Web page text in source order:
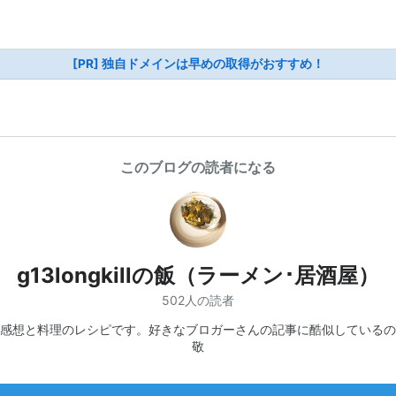
[PR] 独自ドメインは早めの取得がおすすめ！
このブログの読者になる
g13longkillの飯（ラーメン･居酒屋）
502人の読者
想と料理のレシピです。好きなブロガーさんの記事に酷似している
敬